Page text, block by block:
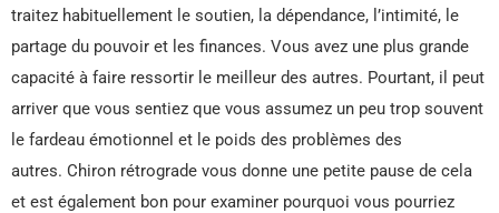
traitez habituellement le soutien, la dépendance, l’intimité, le
partage du pouvoir et les finances. Vous avez une plus grande
capacité à faire ressortir le meilleur des autres. Pourtant, il peut
arriver que vous sentiez que vous assumez un peu trop souvent
le fardeau émotionnel et le poids des problèmes des
autres. Chiron rétrograde vous donne une petite pause de cela
et est également bon pour examiner pourquoi vous pourriez